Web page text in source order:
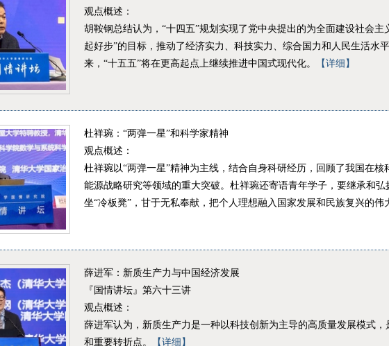
观点概述：
胡鞍钢总结认为，“十四五”规划实现了党中央提出的为全面建设社会主
起好步”的目标，推动了经济实力、科技实力、综合国力和人民生活水
来，“十五五”将在更高起点上继续推进中国式现代化。
【详细】
杜祥琬：“两弹一星”和科学家精神
观点概述：
杜祥琬以“两弹一星”精神为主线，结合自身科研经历，回顾了我国在核
能源战略研究等领域的重大突破。杜祥琬还寄语青年学子，要继承和弘
坐“冷板凳”，甘于无私奉献，把个人理想融入国家发展和民族复兴的伟
薛进军：新质生产力与中国经济发展
『国情讲坛』第六十三讲
观点概述：
薛进军认为，新质生产力是一种以科技创新为主导的高质量发展模式，
和重要转折点。
【详细】